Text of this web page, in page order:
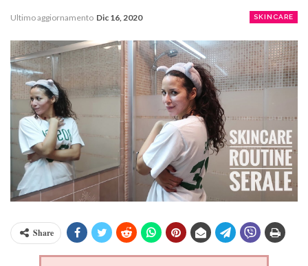
SKINCARE
Ultimo aggiornamento Dic 16, 2020
Share